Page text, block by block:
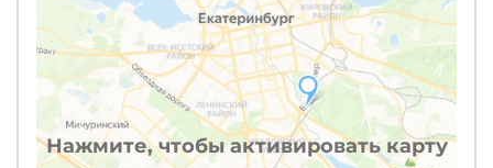
Нажмите, чтобы активировать карту